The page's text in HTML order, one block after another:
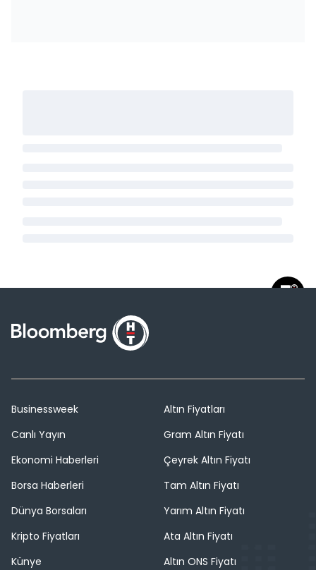
Businessweek
Canlı Yayın
Ekonomi Haberleri
Borsa Haberleri
Dünya Borsaları
Kripto Fiyatları
Künye
Altın Fiyatları
Gram Altın Fiyatı
Çeyrek Altın Fiyatı
Tam Altın Fiyatı
Yarım Altın Fiyatı
Ata Altın Fiyatı
Altın ONS Fiyatı